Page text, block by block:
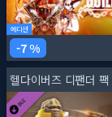
에디션
7 %
헬다이버즈 디팬더 팩